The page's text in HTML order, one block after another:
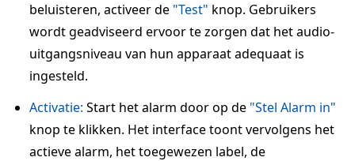
beluisteren, activeer de "Test" knop. Gebruikers
wordt geadviseerd ervoor te zorgen dat het audio-
uitgangsniveau van hun apparaat adequaat is
ingesteld.
Activatie: Start het alarm door op de "Stel Alarm in"
knop te klikken. Het interface toont vervolgens het
actieve alarm, het toegewezen label, de